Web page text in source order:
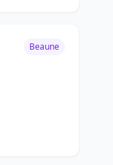
Beaune